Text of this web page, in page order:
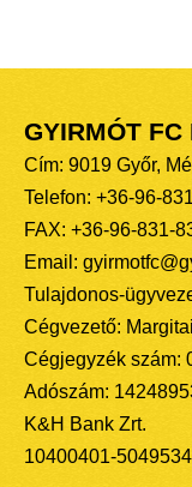
GYIRMÓT FC
Cím: 9019 Győr,
Telefon: +36-96-
FAX: +36-96-831-
Email:
Tulajdonos-
Cégvezető:
Cégjegyzék szám:
Adószám:
K&H Bank Zrt.
10400401-